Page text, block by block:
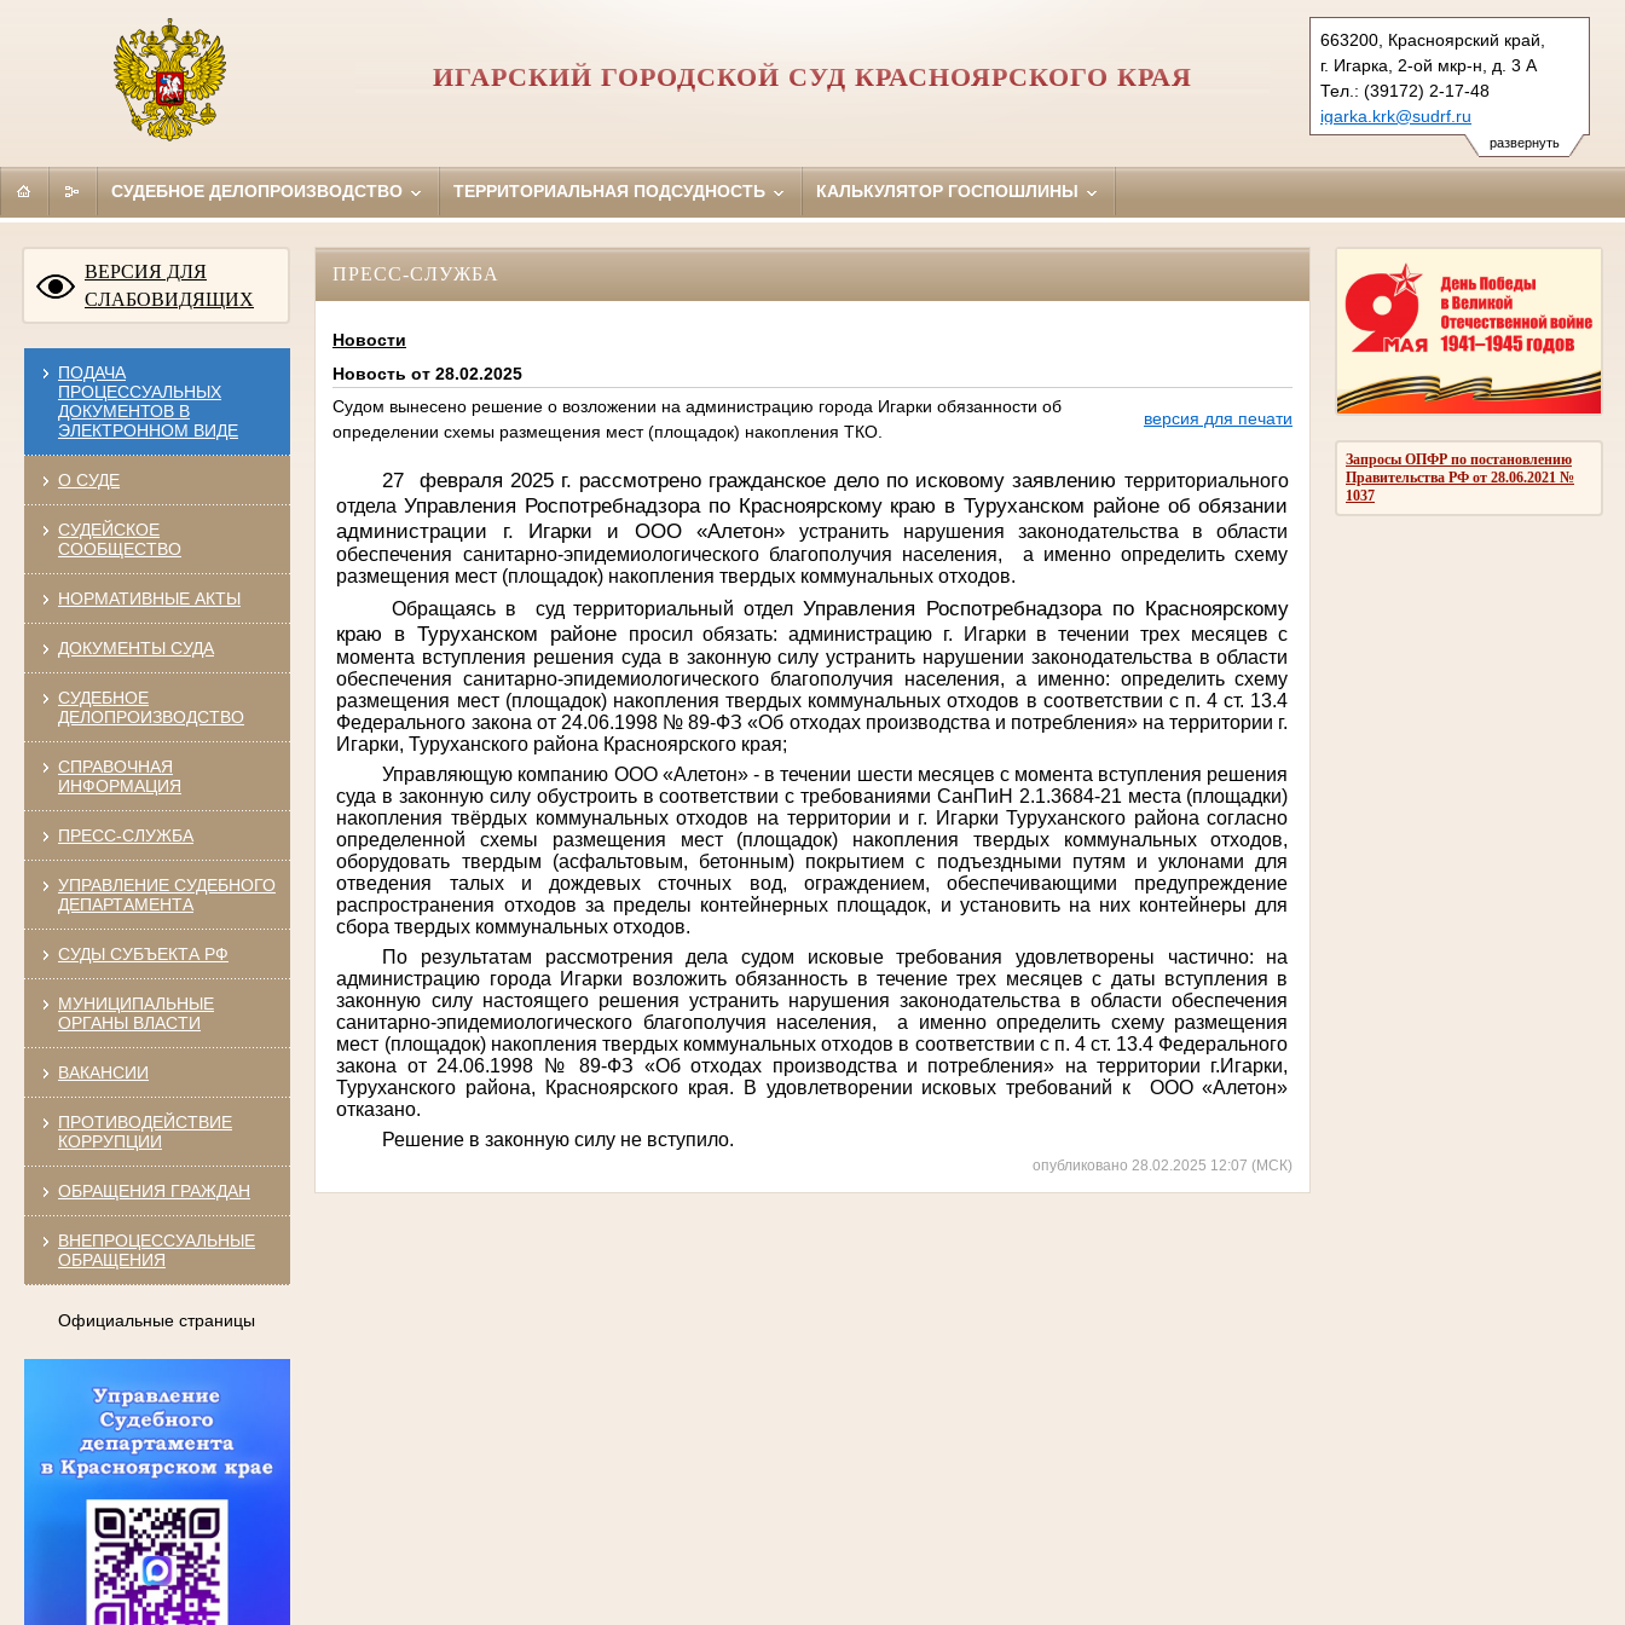
развернуть
663200, Красноярский край,
г. Игарка, 2-ой мкр-н, д. 3 А
Тел.: (39172) 2-17-48
igarka.krk@sudrf.ru
ИГАРСКИЙ ГОРОДСКОЙ СУД КРАСНОЯРСКОГО КРАЯ
СУДЕБНОЕ ДЕЛОПРОИЗВОДСТВО ТЕРРИТОРИАЛЬНАЯ ПОДСУДНОСТЬ КАЛЬКУЛЯТОР ГОСПОШЛИНЫ
ВЕРСИЯ ДЛЯ
СЛАБОВИДЯЩИХ
ПОДАЧА
ПРОЦЕССУАЛЬНЫХ
ДОКУМЕНТОВ В
ЭЛЕКТРОННОМ ВИДЕ
О СУДЕ
СУДЕЙСКОЕ
СООБЩЕСТВО
НОРМАТИВНЫЕ АКТЫ
ДОКУМЕНТЫ СУДА
СУДЕБНОЕ
ДЕЛОПРОИЗВОДСТВО
СПРАВОЧНАЯ
ИНФОРМАЦИЯ
ПРЕСС-СЛУЖБА
УПРАВЛЕНИЕ СУДЕБНОГО
ДЕПАРТАМЕНТА
СУДЫ СУБЪЕКТА РФ
МУНИЦИПАЛЬНЫЕ
ОРГАНЫ ВЛАСТИ
ВАКАНСИИ
ПРОТИВОДЕЙСТВИЕ
КОРРУПЦИИ
ОБРАЩЕНИЯ ГРАЖДАН
ВНЕПРОЦЕССУАЛЬНЫЕ
ОБРАЩЕНИЯ
Официальные страницы
Запросы ОПФР по постановлению
Правительства РФ от 28.06.2021 №
1037
ПРЕСС-СЛУЖБА
Новости
Новость от 28.02.2025
Судом вынесено решение о возложении на администрацию города Игарки обязанности об
определении схемы размещения мест (площадок) накопления ТКО.
версия для печати
27 февраля 2025 г. рассмотрено гражданское дело по исковому заявлению территориального
отделаУправления Роспотребнадзора по Красноярскому краю в Туруханском районе об обязании
администрации г. Игарки и ООО «Алетон»устранить нарушения законодательства в области
обеспечения санитарно-эпидемиологического благополучия населения,
а именно определить схему
размещения мест (площадок) накопления твердых коммунальных отходов.
Обращаясь в
суд территориальный отделУправления Роспотребнадзора по Красноярскому
краю в Туруханском районе
просил обязать: администрацию г. Игарки в течении трех месяцев с
момента вступления решения суда в законную силу устранить нарушении законодательства в области
обеспечения санитарно-эпидемиологического благополучия населения, а именно: определить схему
размещения мест (площадок) накопления твердых коммунальных отходов в соответствии с п. 4 ст. 13.4
Федерального закона от 24.06.1998 № 89-ФЗ «Об отходах производства и потребления» на территории г.
Игарки, Туруханского района Красноярского края;
Управляющую компанию ООО «Алетон» - в течении шести месяцев с момента вступления решения
суда в законную силу обустроить в соответствии с требованиями СанПиН 2.1.3684-21 места (площадки)
накопления твёрдых коммунальных отходов на территории и г. Игарки Туруханского района согласно
определенной схемы размещения мест (площадок) накопления твердых коммунальных отходов,
оборудовать твердым (асфальтовым, бетонным) покрытием с подъездными путям и уклонами для
отведения талых и дождевых сточных вод, ограждением, обеспечивающими предупреждение
распространения отходов за пределы контейнерных площадок, и установить на них контейнеры для
сбора твердых коммунальных отходов.
По результатам рассмотрения дела судом исковые требования удовлетворены частично: на
администрацию города Игарки возложить обязанность в течение трех месяцев с даты вступления в
законную силу настоящего решения устранить нарушения законодательства в области обеспечения
санитарно-эпидемиологического благополучия населения,
а именно определить схему размещения
мест (площадок) накопления твердых коммунальных отходов в соответствии с п. 4 ст. 13.4 Федерального
закона от 24.06.1998 № 89-ФЗ «Об отходах производства и потребления» на территории г.Игарки,
Туруханского района, Красноярского края. В удовлетворении исковых требований к
ООО «Алетон»
отказано.
Решение в законную силу не вступило.
опубликовано 28.02.2025 12:07 (МСК)